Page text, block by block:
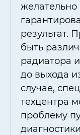
результат.
быть
радиатора
до выхода
случае,
техцентра
проблему